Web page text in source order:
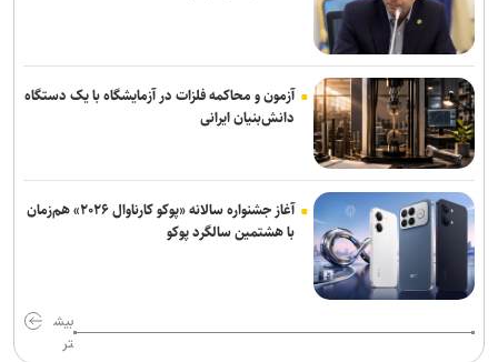
آزمون و محاکمه فلزات در آزمایشگاه با یک دستگاه
دانش‌بنیان ایرانی
آغاز جشنواره سالانه «پوکو کارناوال ۲۰۲۶» هم‌زمان
با هشتمین سالگرد پوکو
بیش
تر